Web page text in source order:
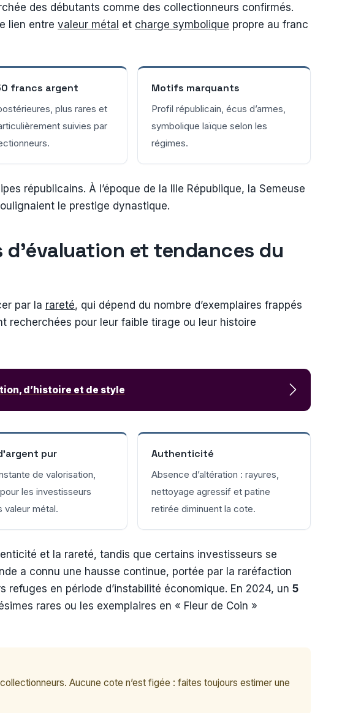
des débutants comme des collectionneurs confirmés.
lien entre valeur métal et charge symbolique propre au franc
francs argent
plus rares et
suivies par
Motifs marquants
Profil républicain, écus d’armes,
symbolique laïque selon les
régimes.
républicains. À l’époque de la IIIe République, la Semeuse
le prestige dynastique.
et tendances du
par la rareté, qui dépend du nombre d’exemplaires frappés
recherchées pour leur faible tirage ou leur histoire
d’histoire et de style
pur
de valorisation,
les investisseurs
valeur métal.
Authenticité
Absence d’altération : rayures,
nettoyage agressif et patine
retirée diminuent la cote.
et la rareté, tandis que certains investisseurs se
a connu une hausse continue, portée par la raréfaction
en période d’instabilité économique. En 2024, un 5
rares ou les exemplaires en « Fleur de Coin »
Aucune cote n’est figée : faites toujours estimer une